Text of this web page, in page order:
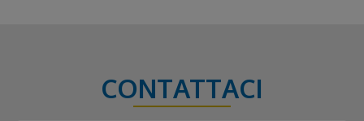
CONTATTACI